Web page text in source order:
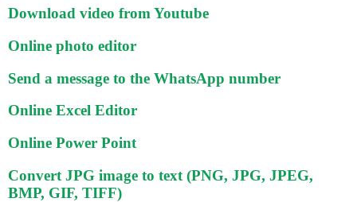
Download video from Youtube
Online photo editor
Send a message to the WhatsApp number
Online Excel Editor
Online Power Point
Convert JPG image to text (PNG, JPG, JPEG,
BMP, GIF, TIFF)